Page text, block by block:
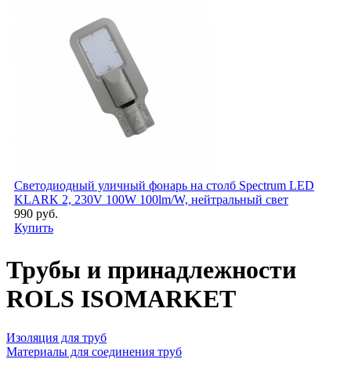
Светодиодный уличный фонарь на столб Spectrum LED
KLARK 2, 230V 100W 100lm/W, нейтральный свет
990 руб.
Купить
Трубы и принадлежности
ROLS ISOMARKET
Изоляция для труб
Материалы для соединения труб